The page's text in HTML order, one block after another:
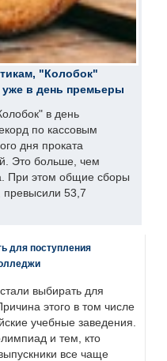
"Колобок"
в день премьеры
в день
по кассовым
дня проката
Это больше, чем
При этом общие сборы
превысили 53,7
для поступления
выбирать для
этого в том числе
учебные заведения.
и тем, кто
все чаще